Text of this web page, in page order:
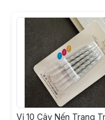
🔰 Có Cửa hàng &
🔰 Phân phối Sỉ & Lẻ
🔰 Nhập hàng trực
Nhà Máy lớn uy tín
Vỉ 10 Cây Nến Trang